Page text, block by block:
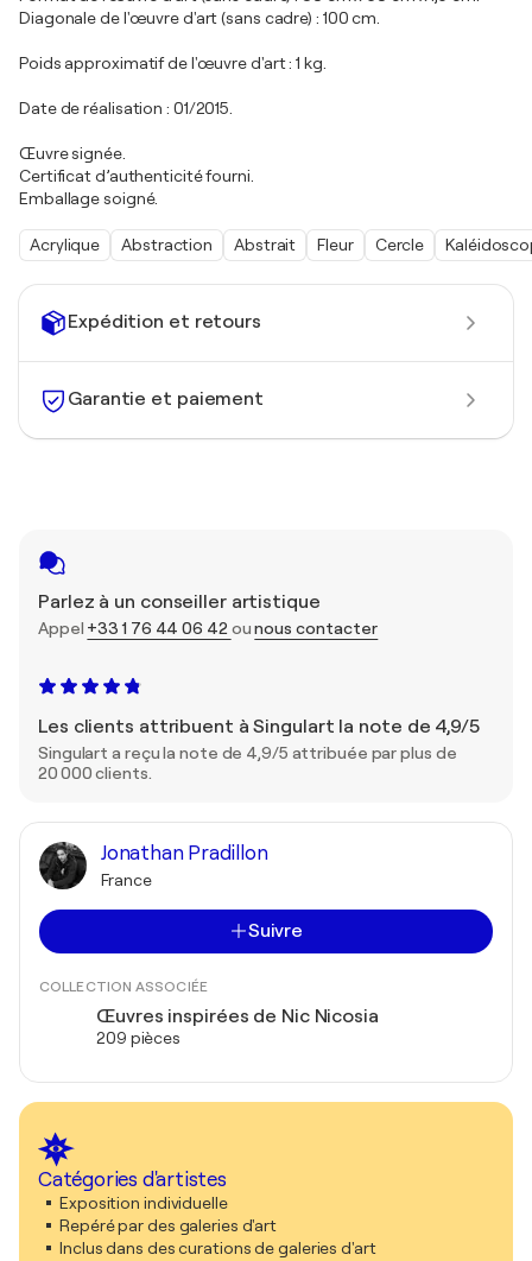
Expédition et retours
Garantie et paiement
Parlez à un conseiller artistique
Appel +33 1 76 44 06 42 ounous contacter
Les clients attribuent à Singulart la note de 4,9/5
Singulart a reçu la note de 4,9/5 attribuée par plus de
20 000 clients.
Jonathan Pradillon
France
Suivre
COLLECTION ASSOCIÉE
Œuvres inspirées de Nic Nicosia
209 pièces
Catégories d'artistes
Exposition individuelle
Repéré par des galeries d'art
Inclus dans des curations de galeries d'art
Diagonale de l'œuvre d'art (sans cadre) : 100 cm.
Poids approximatif de l'œuvre d'art : 1 kg.
Date de réalisation : 01/2015.
Œuvre signée.
Certificat d’authenticité fourni.
Emballage soigné.
Acrylique Abstraction Abstrait Fleur Cercle